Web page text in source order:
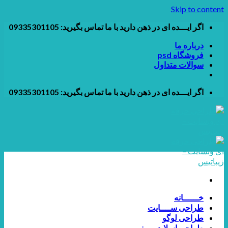
Skip to content
اگر ایـــده ای در ذهن دارید با ما تماس بگیرید: 09335301105
درباره ما
فروشگاه psd
سوالات متداول
اگر ایـــده ای در ذهن دارید با ما تماس بگیرید: 09335301105
خــــــانه
طراحی ســــایت
طراحی لوگو